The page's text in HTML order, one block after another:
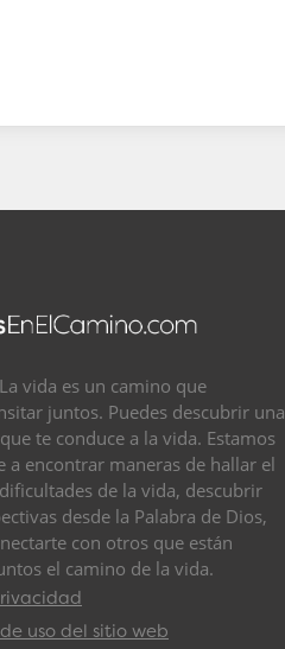
vida es un camino que
juntos. Puedes descubrir una
te conduce a la vida. Estamos
a encontrar maneras de hallar el
de la vida, descubrir
desde la Palabra de Dios,
con otros que están
el camino de la vida.
uso del sitio web